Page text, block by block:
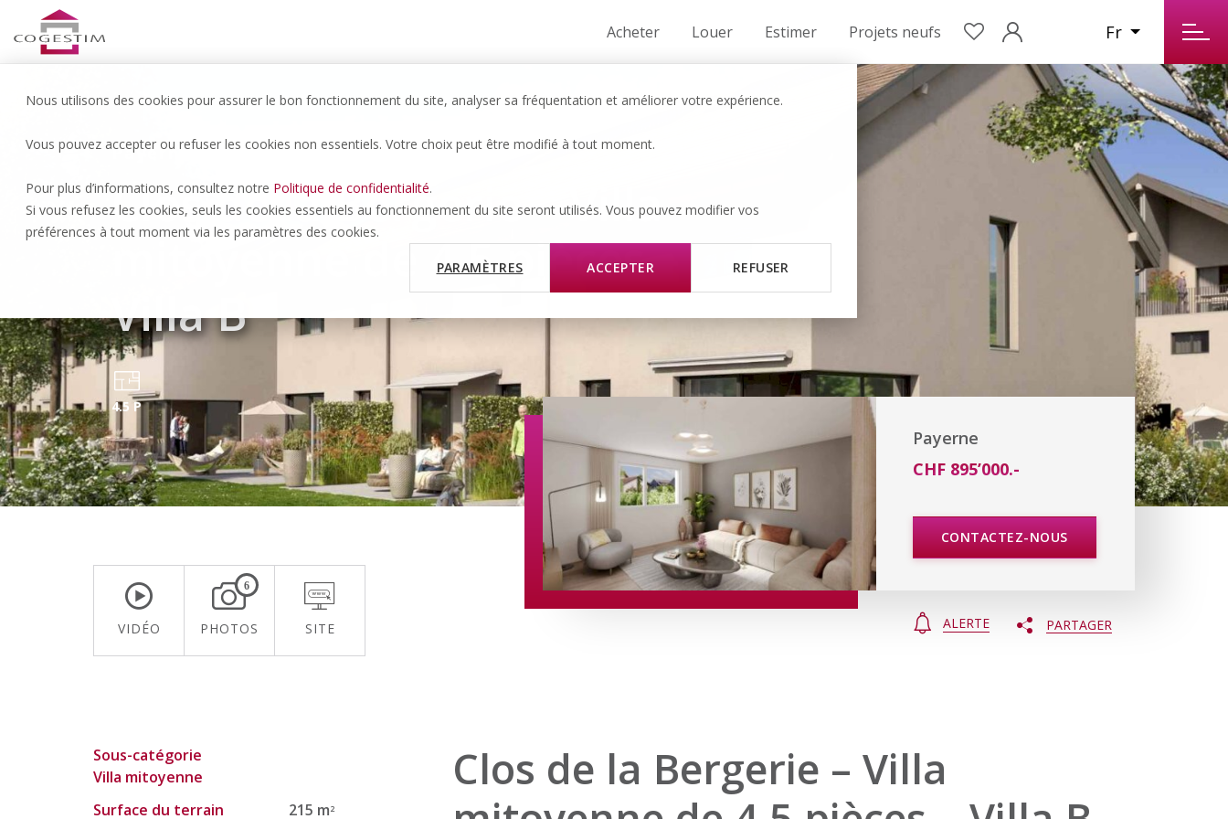
Nous utilisons des cookies pour assurer le bon fonctionnement du site, analyser sa fréquentation et améliorer votre expérience.
Vous pouvez accepter ou refuser les cookies non essentiels. Votre choix peut être modifié à tout moment.
Pour plus d’informations, consultez notre Politique de confidentialité.
Si vous refusez les cookies, seuls les cookies essentiels au fonctionnement du site seront utilisés. Vous pouvez modifier vos
préférences à tout moment via les paramètres des cookies.
PARAMÈTRES ACCEPTER REFUSER
Acheter Louer Estimer Projets neufs Fr
Payerne | 895’000.- CHF
Clos de la Bergerie – Villa
mitoyenne de 4.5 pièces –
Villa B
4.5 P
VIDÉO
6
PHOTOS SITE
Payerne
CHF 895’000.-
CONTACTEZ-NOUS
ALERTE PARTAGER
Sous-catégorie
Villa mitoyenne
Surface du terrain
215 m2
Clos de la Bergerie – Villa